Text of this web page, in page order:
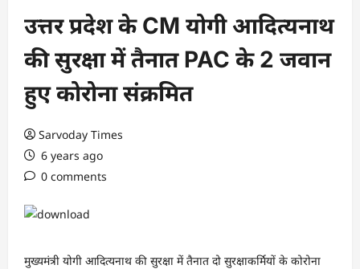
उत्तर प्रदेश के CM योगी आदित्यनाथ
की सुरक्षा में तैनात PAC के 2 जवान
हुए कोरोना संक्रमित
Sarvoday Times
6 years ago
0 comments
मुख्यमंत्री योगी आदित्यनाथ की सुरक्षा में तैनात दो सुरक्षाकर्मियों के कोरोना